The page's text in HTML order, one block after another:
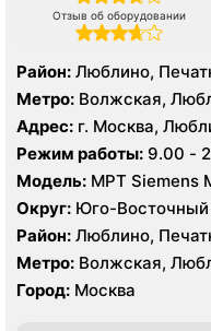
Отзыв об оборудовании
Район: Люблино,
Метро: Волжская,
Адрес: г. Москва,
Режим работы:
Модель: МРТ Siemens
Округ: Юго-Восточный
Район: Люблино,
Метро: Волжская,
Город: Москва